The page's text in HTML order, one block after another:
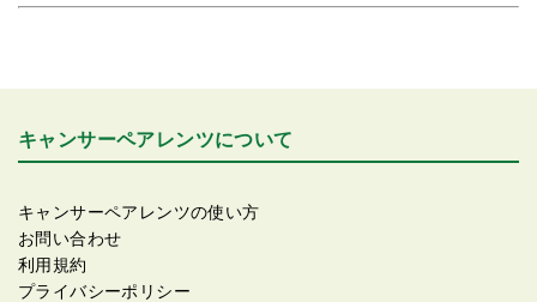
キャンサーペアレンツについて
キャンサーペアレンツの使い方
お問い合わせ
利用規約
プライバシーポリシー